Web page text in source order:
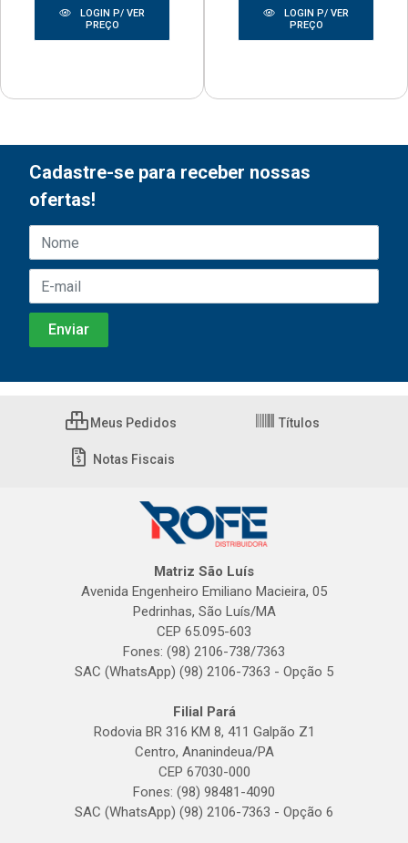
LOGIN P/ VER
PREÇO
LOGIN P/ VER
PREÇO
Cadastre-se para receber nossas
ofertas!
Meus Pedidos Títulos
Notas Fiscais
Matriz São Luís
Avenida Engenheiro Emiliano Macieira, 05
Pedrinhas, São Luís/MA
CEP 65.095-603
Fones: (98) 2106-738/7363
SAC (WhatsApp) (98) 2106-7363 - Opção 5
Filial Pará
Rodovia BR 316 KM 8, 411 Galpão Z1
Centro, Ananindeua/PA
CEP 67030-000
Fones: (98) 98481-4090
SAC (WhatsApp) (98) 2106-7363 - Opção 6